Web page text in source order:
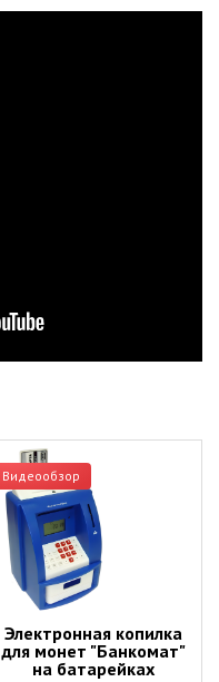
Видеообзор
Электронная копилка
для монет "Банкомат"
на батарейках